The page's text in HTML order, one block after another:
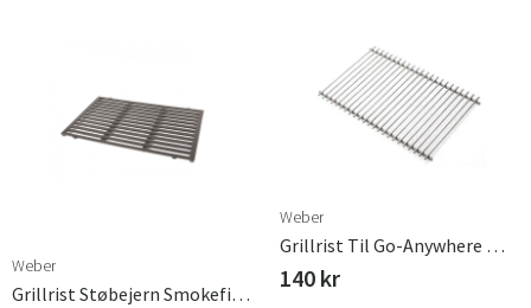
Weber
Grillrist Støbejern Smokefire & Spirit 300 Serie Weber
Weber
Grillrist Til Go-Anywhere Weber
140 kr